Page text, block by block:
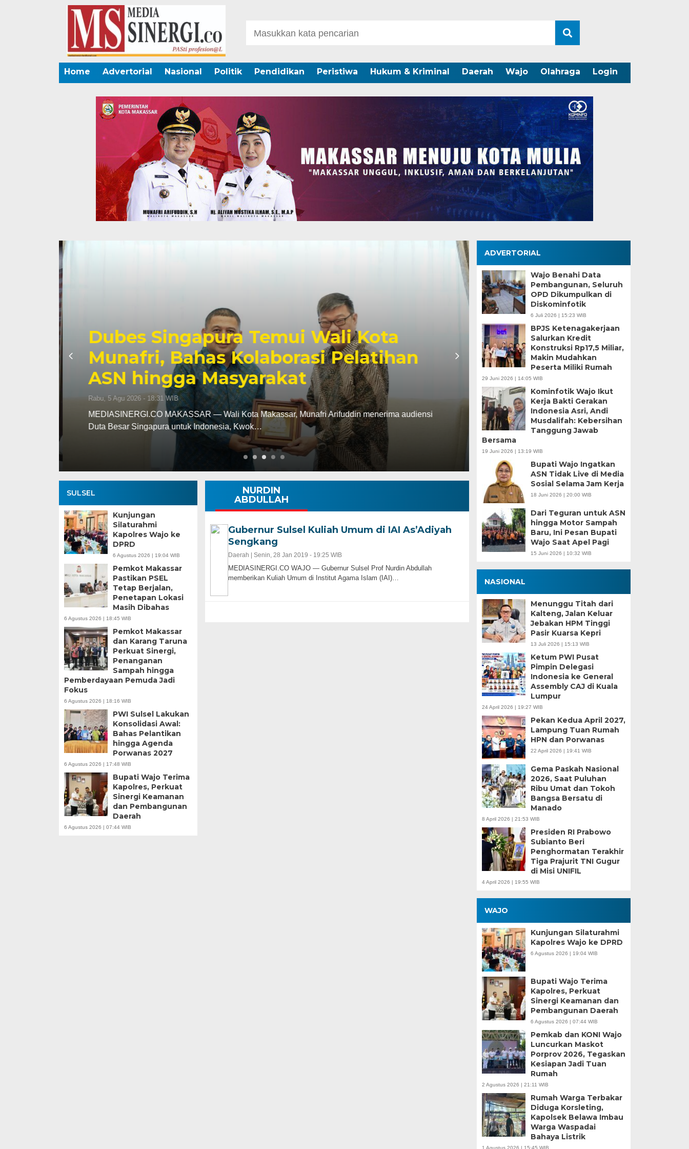
Home Advertorial Nasional Politik Pendidikan Peristiwa Hukum & Kriminal Daerah Wajo Olahraga Login
Dubes Singapura Temui Wali Kota
Munafri, Bahas Kolaborasi Pelatihan
ASN hingga Masyarakat
Rabu, 5 Agu 2026 - 18:31 WIB
MEDIASINERGI.CO MAKASSAR — Wali Kota Makassar, Munafri Arifuddin menerima audiensi
Duta Besar Singapura untuk Indonesia, Kwok…
Wali Kota Munafri
Pangan Tinjau
Nelayan Merah
Rabu, 5 Agu 2026 - 07:32 WIB
MEDIASINERGI.CO MAKASSAR — Wali Kota
Koordinator Bidang Pangan, Zulkifli Hasan,
SULSEL
Kunjungan
Silaturahmi
Kapolres Wajo ke
DPRD
6 Agustus 2026 | 19:04 WIB
Pemkot Makassar
Pastikan PSEL
Tetap Berjalan,
Penetapan Lokasi
Masih Dibahas
6 Agustus 2026 | 18:45 WIB
Pemkot Makassar
dan Karang Taruna
Perkuat Sinergi,
Penanganan
Sampah hingga
Pemberdayaan Pemuda Jadi
Fokus
6 Agustus 2026 | 18:16 WIB
PWI Sulsel Lakukan
Konsolidasi Awal:
Bahas Pelantikan
hingga Agenda
Porwanas 2027
6 Agustus 2026 | 17:48 WIB
Bupati Wajo Terima
Kapolres, Perkuat
Sinergi Keamanan
dan Pembangunan
Daerah
6 Agustus 2026 | 07:44 WIB
NURDIN
ABDULLAH
Gubernur Sulsel Kuliah Umum di IAI As’Adiyah
Sengkang
Daerah | Senin, 28 Jan 2019 - 19:25 WIB
MEDIASINERGI.CO WAJO — Gubernur Sulsel Prof Nurdin Abdullah
memberikan Kuliah Umum di Institut Agama Islam (IAI)…
ADVERTORIAL
Wajo Benahi Data
Pembangunan, Seluruh
OPD Dikumpulkan di
Diskominfotik
6 Juli 2026 | 15:23 WIB
BPJS Ketenagakerjaan
Salurkan Kredit
Konstruksi Rp17,5 Miliar,
Makin Mudahkan
Peserta Miliki Rumah
29 Juni 2026 | 14:05 WIB
Kominfotik Wajo Ikut
Kerja Bakti Gerakan
Indonesia Asri, Andi
Musdalifah: Kebersihan
Tanggung Jawab
Bersama
19 Juni 2026 | 13:19 WIB
Bupati Wajo Ingatkan
ASN Tidak Live di Media
Sosial Selama Jam Kerja
18 Juni 2026 | 20:00 WIB
Dari Teguran untuk ASN
hingga Motor Sampah
Baru, Ini Pesan Bupati
Wajo Saat Apel Pagi
15 Juni 2026 | 10:32 WIB
NASIONAL
Menunggu Titah dari
Kalteng, Jalan Keluar
Jebakan HPM Tinggi
Pasir Kuarsa Kepri
13 Juli 2026 | 15:13 WIB
Ketum PWI Pusat
Pimpin Delegasi
Indonesia ke General
Assembly CAJ di Kuala
Lumpur
24 April 2026 | 19:27 WIB
Pekan Kedua April 2027,
Lampung Tuan Rumah
HPN dan Porwanas
22 April 2026 | 19:41 WIB
Gema Paskah Nasional
2026, Saat Puluhan
Ribu Umat dan Tokoh
Bangsa Bersatu di
Manado
8 April 2026 | 21:53 WIB
Presiden RI Prabowo
Subianto Beri
Penghormatan Terakhir
Tiga Prajurit TNI Gugur
di Misi UNIFIL
4 April 2026 | 19:55 WIB
WAJO
Kunjungan Silaturahmi
Kapolres Wajo ke DPRD
6 Agustus 2026 | 19:04 WIB
Bupati Wajo Terima
Kapolres, Perkuat
Sinergi Keamanan dan
Pembangunan Daerah
6 Agustus 2026 | 07:44 WIB
Pemkab dan KONI Wajo
Luncurkan Maskot
Porprov 2026, Tegaskan
Kesiapan Jadi Tuan
Rumah
2 Agustus 2026 | 21:11 WIB
Rumah Warga Terbakar
Diduga Korsleting,
Kapolsek Belawa Imbau
Warga Waspadai
Bahaya Listrik
1 Agustus 2026 | 15:45 WIB